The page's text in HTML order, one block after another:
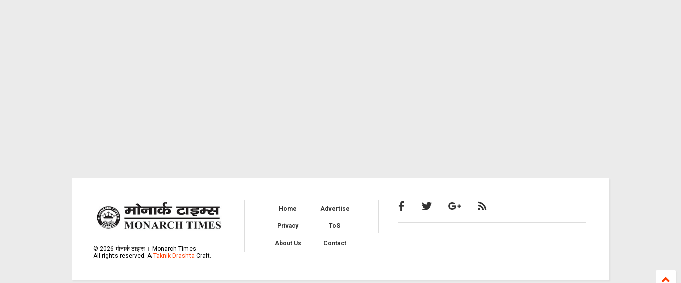
©2026 मोनार्क टाइम्स । Monarch Times
All rights reserved. ATaknik Drashta Craft.
Home Advertise
Privacy ToS
About Us Contact